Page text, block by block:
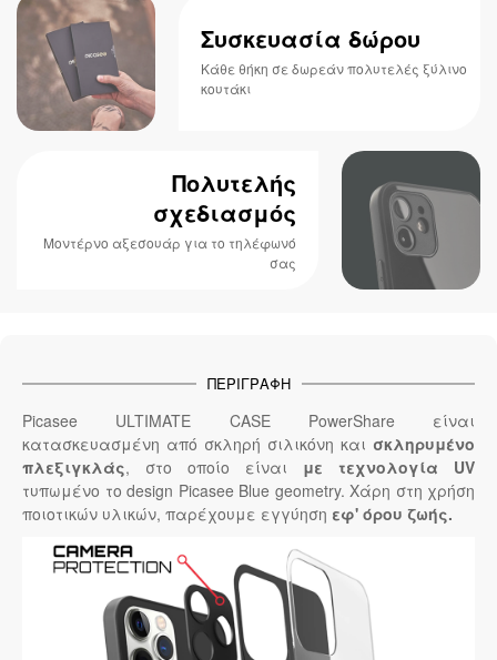
Συσκευασία δώρου
Κάθε θήκη σε δωρεάν πολυτελές ξύλινο
κουτάκι
Πολυτελής
σχεδιασμός
Μοντέρνο αξεσουάρ για το τηλέφωνό
σας
ΠΕΡΙΓΡΑΦΉ
Picasee ULTIMATE CASE PowerShare είναι
κατασκευασμένη από σκληρή σιλικόνη και σκληρυμένο
πλεξιγκλάς, στο οποίο είναι με τεχνολογία UV
τυπωμένο το design Picasee Blue geometry. Χάρη στη χρήση
ποιοτικών υλικών, παρέχουμε εγγύηση εφ' όρου ζωής.